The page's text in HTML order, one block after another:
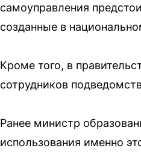
самоуправления
созданные в
Кроме того, в
сотрудников
Ранее министр
использования именно